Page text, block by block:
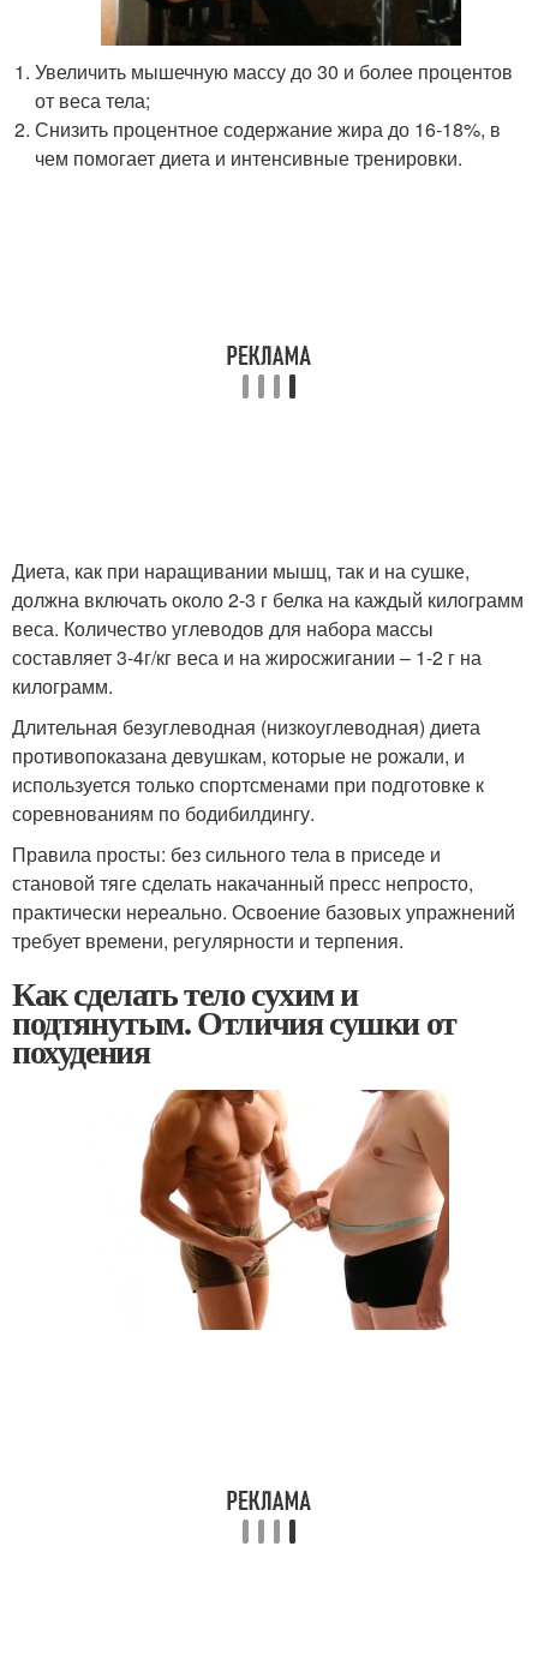
Увеличить мышечную массу до 30 и более процентов
от веса тела;
Снизить процентное содержание жира до 16-18%, в
чем помогает диета и интенсивные тренировки.
Диета, как при наращивании мышц, так и на сушке,
должна включать около 2-3 г белка на каждый килограмм
веса. Количество углеводов для набора массы
составляет 3-4г/кг веса и на жиросжигании – 1-2 г на
килограмм.
Длительная безуглеводная (низкоуглеводная) диета
противопоказана девушкам, которые не рожали, и
используется только спортсменами при подготовке к
соревнованиям по бодибилдингу.
Правила просты: без сильного тела в приседе и
становой тяге сделать накачанный пресс непросто,
практически нереально. Освоение базовых упражнений
требует времени, регулярности и терпения.
Как сделать тело сухим и
подтянутым. Отличия сушки от
похудения